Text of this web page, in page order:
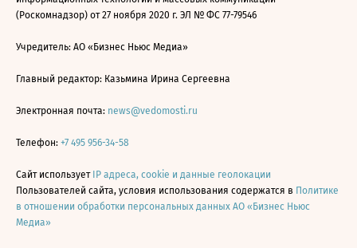
(Роскомнадзор) от 27 ноября 2020 г. ЭЛ № ФС 77-79546
Учредитель: АО «Бизнес Ньюс Медиа»
Главный редактор: Казьмина Ирина Сергеевна
Электронная почта: news@vedomosti.ru
Телефон: +7 495 956-34-58
Сайт использует IP адреса, cookie и данные геолокации
Пользователей сайта, условия использования содержатся в Политике
в отношении обработки персональных данных АО «Бизнес Ньюс
Медиа»